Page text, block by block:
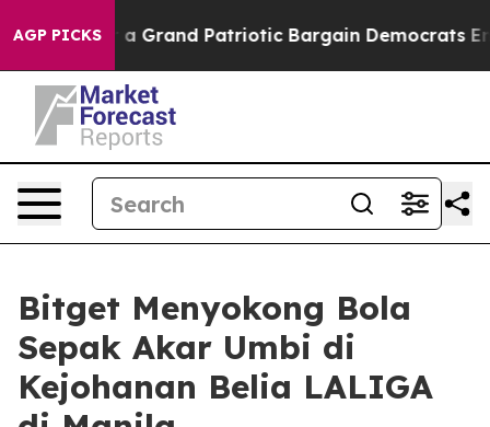
AGP PICKS
For a Grand Patriotic Bargain Democrats
Bitget Menyokong Bola
Sepak Akar Umbi di
Kejohanan Belia LALIGA